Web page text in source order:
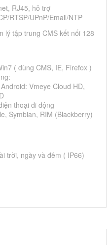
RJ45, hỗ trợ
RTSP/UPnP/Email/NTP
lý tập trung CMS kết nối 128
( dùng CMS, IE, Firefox )
Vmeye Cloud HD,
thoại di động
Symbian, RIM (Blackberry)
trời, ngày và đêm ( IP66)